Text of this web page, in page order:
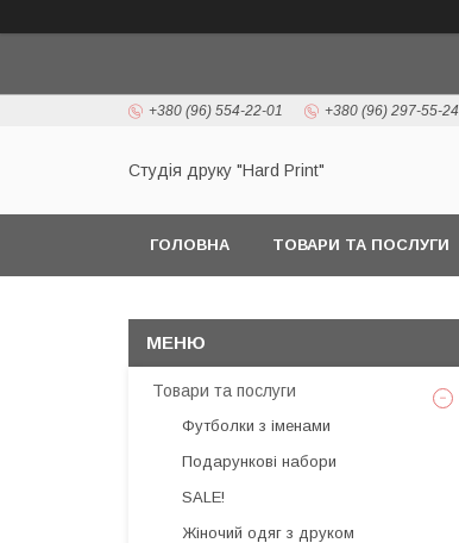
+380 (96) 554-22-01 +380 (96) 297-55-24
Студія друку "Hard Print"
ГОЛОВНА ТОВАРИ ТА ПОСЛУГИ
Товари та послуги
Футболки з іменами
Подарункові набори
SALE!
Жіночий одяг з друком